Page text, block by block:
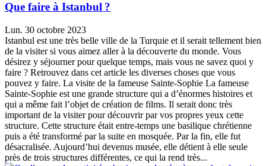
Que faire à Istanbul ?
Lun. 30 octobre 2023
Istanbul est une très belle ville de la Turquie et il serait tellement bien
de la visiter si vous aimez aller à la découverte du monde. Vous
désirez y séjourner pour quelque temps, mais vous ne savez quoi y
faire ? Retrouvez dans cet article les diverses choses que vous
pouvez y faire. La visite de la fameuse Sainte-Sophie La fameuse
Sainte-Sophie est une grande structure qui a d’énormes histoires et
qui a même fait l’objet de création de films. Il serait donc très
important de la visiter pour découvrir par vos propres yeux cette
structure. Cette structure était entre-temps une basilique chrétienne
puis a été transformé par la suite en mosquée. Par la fin, elle fut
désacralisée. Aujourd’hui devenus musée, elle détient à elle seule
près de trois structures différentes, ce qui la rend très...